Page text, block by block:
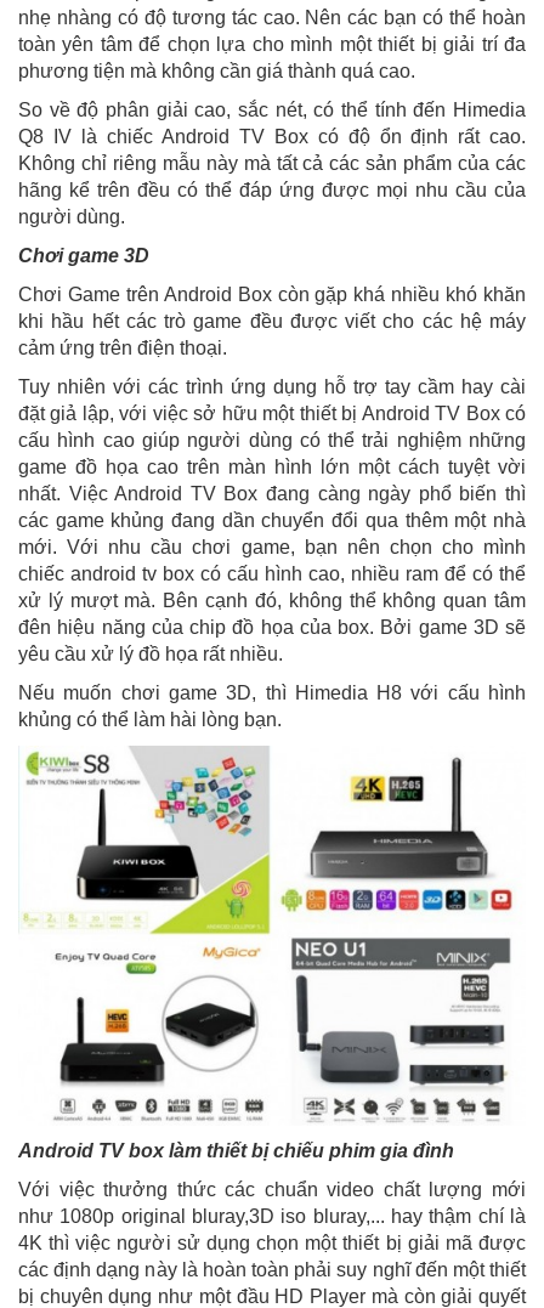
nhẹ nhàng có độ tương tác cao. Nên các bạn có thể hoàn
toàn yên tâm để chọn lựa cho mình một thiết bị giải trí đa
phương tiện mà không cần giá thành quá cao.
So về độ phân giải cao, sắc nét, có thể tính đến Himedia
Q8 IV là chiếc Android TV Box có độ ổn định rất cao.
Không chỉ riêng mẫu này mà tất cả các sản phẩm của các
hãng kể trên đều có thể đáp ứng được mọi nhu cầu của
người dùng.
Chơi game 3D
Chơi Game trên Android Box còn gặp khá nhiều khó khăn
khi hầu hết các trò game đều được viết cho các hệ máy
cảm ứng trên điện thoại.
Tuy nhiên với các trình ứng dụng hỗ trợ tay cầm hay cài
đặt giả lập, với việc sở hữu một thiết bị Android TV Box có
cấu hình cao giúp người dùng có thể trải nghiệm những
game đồ họa cao trên màn hình lớn một cách tuyệt vời
nhất. Việc Android TV Box đang càng ngày phổ biến thì
các game khủng đang dần chuyển đổi qua thêm một nhà
mới. Với nhu cầu chơi game, bạn nên chọn cho mình
chiếc android tv box có cấu hình cao, nhiều ram để có thể
xử lý mượt mà. Bên cạnh đó, không thể không quan tâm
đên hiệu năng của chip đồ họa của box. Bởi game 3D sẽ
yêu cầu xử lý đồ họa rất nhiều.
Nếu muốn chơi game 3D, thì Himedia H8 với cấu hình
khủng có thể làm hài lòng bạn.
Android TV box làm thiết bị chiếu phim gia đình
Với việc thưởng thức các chuẩn video chất lượng mới
như 1080p original bluray,3D iso bluray,... hay thậm chí là
4K thì việc người sử dụng chọn một thiết bị giải mã được
các định dạng này là hoàn toàn phải suy nghĩ đến một thiết
bị chuyên dụng như một đầu HD Player mà còn giải quyết